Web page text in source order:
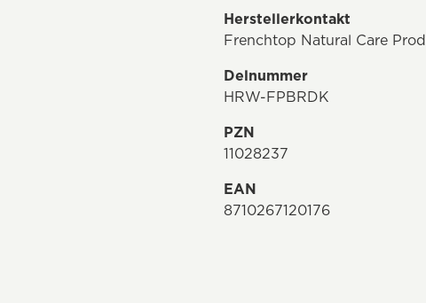
Herstellerkontakt
Frenchtop Natural Care
Delnummer
HRW-FPBRDK
PZN
11028237
EAN
8710267120176